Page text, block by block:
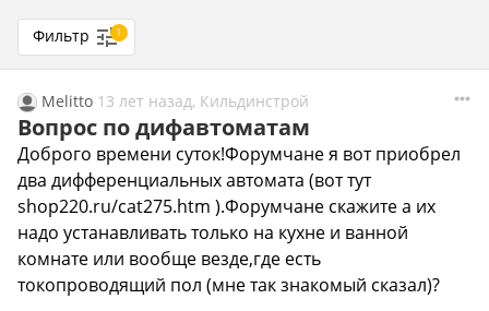
Объявления
Справка
Аналитика
Медицина
Попутчики
Общение
Фильтр 1
Melitto 13 лет назад, Кильдинстрой
Вопрос по дифавтоматам
Доброго времени суток!Форумчане я вот приобрел
два дифференциальных автомата (вот тут
shop220.ru/cat275.htm ).Форумчане скажите а их
надо устанавливать только на кухне и ванной
комнате или вообще везде,где есть
токопроводящий пол (мне так знакомый сказал)?